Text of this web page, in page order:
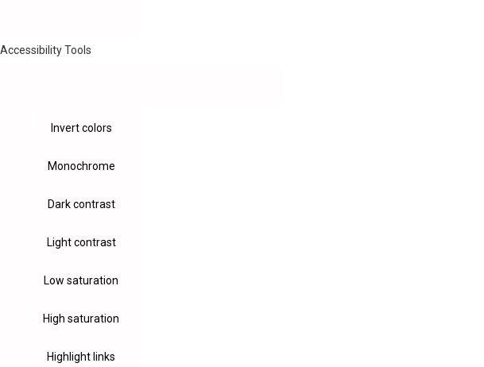
Accessibility Tools
Invert colors
Monochrome
Dark contrast
Light contrast
Low saturation
High saturation
Highlight links